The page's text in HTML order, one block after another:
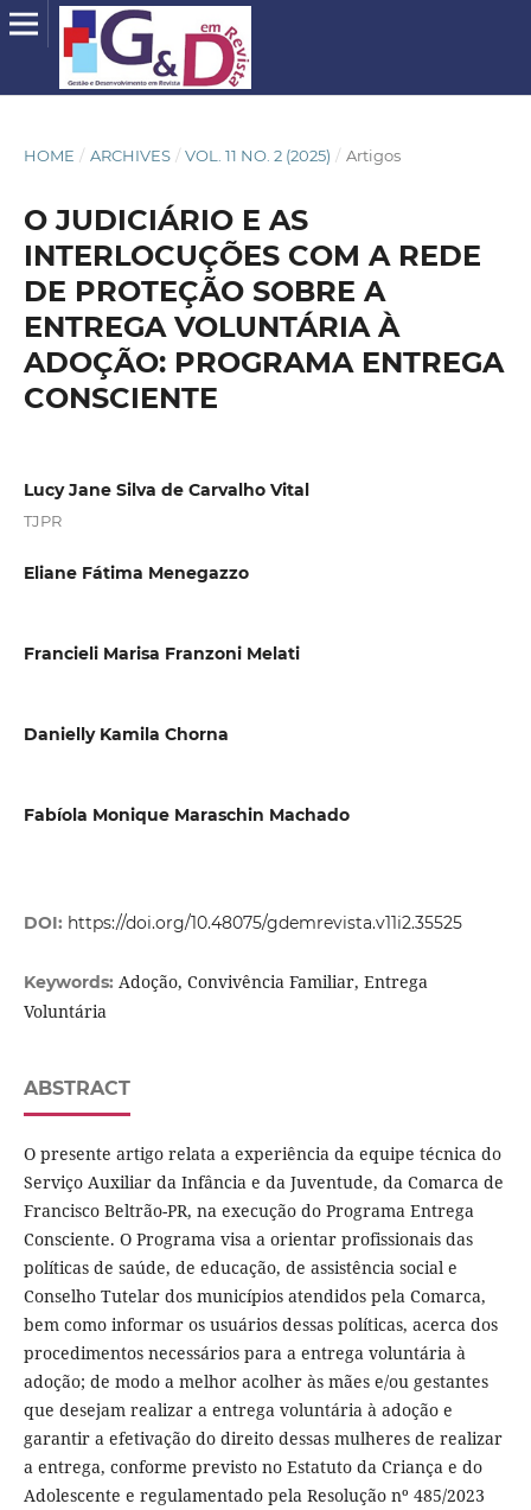
HOME / ARCHIVES / VOL. 11 NO. 2 (2025) / Artigos
O JUDICIÁRIO E AS
INTERLOCUÇÕES COM A REDE
DE PROTEÇÃO SOBRE A
ENTREGA VOLUNTÁRIA À
ADOÇÃO: PROGRAMA ENTREGA
CONSCIENTE
Lucy Jane Silva de Carvalho Vital
TJPR
Eliane Fátima Menegazzo
Francieli Marisa Franzoni Melati
Danielly Kamila Chorna
Fabíola Monique Maraschin Machado
DOI: https://doi.org/10.48075/gdemrevista.v11i2.35525
Keywords: Adoção, Convivência Familiar, Entrega
Voluntária
ABSTRACT
O presente artigo relata a experiência da equipe técnica do
Serviço Auxiliar da Infância e da Juventude, da Comarca de
Francisco Beltrão-PR, na execução do Programa Entrega
Consciente. O Programa visa a orientar profissionais das
políticas de saúde, de educação, de assistência social e
Conselho Tutelar dos municípios atendidos pela Comarca,
bem como informar os usuários dessas políticas, acerca dos
procedimentos necessários para a entrega voluntária à
adoção; de modo a melhor acolher às mães e/ou gestantes
que desejam realizar a entrega voluntária à adoção e
garantir a efetivação do direito dessas mulheres de realizar
a entrega, conforme previsto no Estatuto da Criança e do
Adolescente e regulamentado pela Resolução nº 485/2023